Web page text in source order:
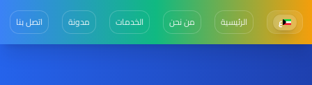
ع الرئيسية من نحن الخدمات مدونة اتصل بنا